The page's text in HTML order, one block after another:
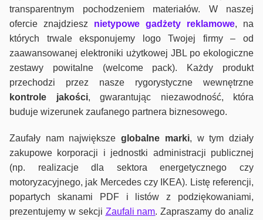
transparentnym pochodzeniem materiałów. W naszej
ofercie znajdziesz nietypowe gadżety reklamowe, na
których trwale eksponujemy logo Twojej firmy – od
zaawansowanej elektroniki użytkowej JBL po ekologiczne
zestawy powitalne (welcome pack). Każdy produkt
przechodzi przez nasze rygorystyczne wewnętrzne
kontrole jakości, gwarantując niezawodność, która
buduje wizerunek zaufanego partnera biznesowego.
Zaufały nam największeglobalne marki, w tym działy
zakupowe korporacji i jednostki administracji publicznej
(np. realizacje dla sektora energetycznego czy
motoryzacyjnego, jak Mercedes czy IKEA). Listę referencji,
popartych skanami PDF i listów z podziękowaniami,
prezentujemy w sekcji Zaufali nam. Zapraszamy do analiz